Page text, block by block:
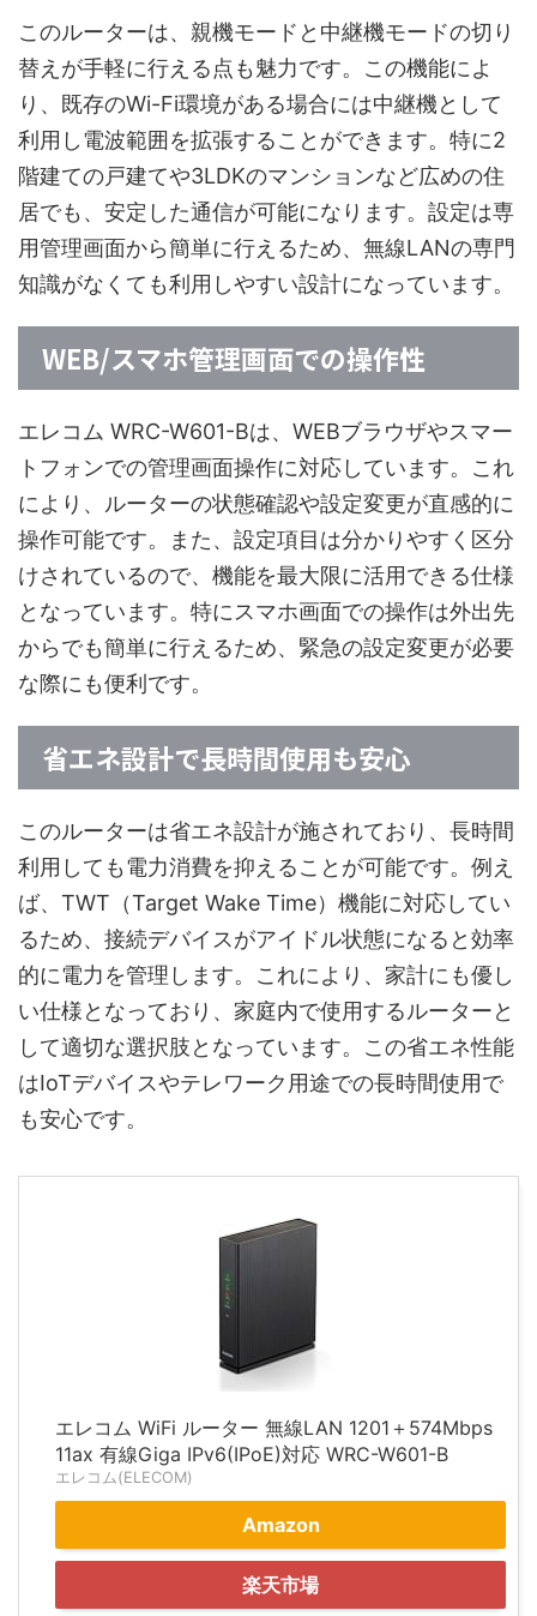
このルーターは、親機モードと中継機モードの切り
替えが手軽に行える点も魅力です。この機能によ
り、既存のWi-Fi環境がある場合には中継機として
利用し電波範囲を拡張することができます。特に2
階建ての戸建てや3LDKのマンションなど広めの住
居でも、安定した通信が可能になります。設定は専
用管理画面から簡単に行えるため、無線LANの専門
知識がなくても利用しやすい設計になっています。
WEB/スマホ管理画面での操作性
エレコム WRC-W601-Bは、WEBブラウザやスマー
トフォンでの管理画面操作に対応しています。これ
により、ルーターの状態確認や設定変更が直感的に
操作可能です。また、設定項目は分かりやすく区分
けされているので、機能を最大限に活用できる仕様
となっています。特にスマホ画面での操作は外出先
からでも簡単に行えるため、緊急の設定変更が必要
な際にも便利です。
省エネ設計で長時間使用も安心
このルーターは省エネ設計が施されており、長時間
利用しても電力消費を抑えることが可能です。例え
ば、TWT（Target Wake Time）機能に対応してい
るため、接続デバイスがアイドル状態になると効率
的に電力を管理します。これにより、家計にも優し
い仕様となっており、家庭内で使用するルーターと
して適切な選択肢となっています。この省エネ性能
はIoTデバイスやテレワーク用途での長時間使用で
も安心です。
エレコム WiFi ルーター 無線LAN 1201＋574Mbps
11ax 有線Giga IPv6(IPoE)対応 WRC-W601-B
エレコム(ELECOM)
Amazon
楽天市場